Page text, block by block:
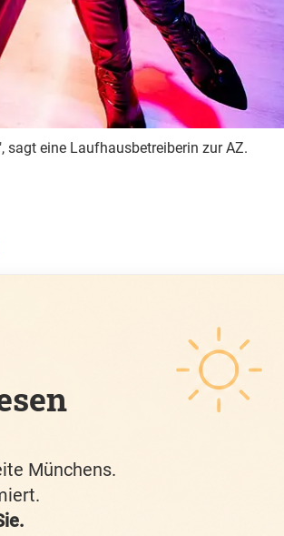
sagt eine Laufhausbetreiberin zur AZ.
Münchens.